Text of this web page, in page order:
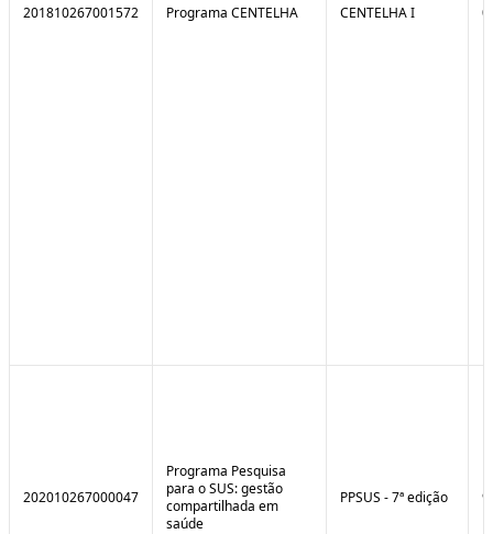
201810267001572 Programa CENTELHA CENTELHA I
202010267000047
Programa Pesquisa
para o SUS: gestão
compartilhada em
saúde
PPSUS - 7ª edição